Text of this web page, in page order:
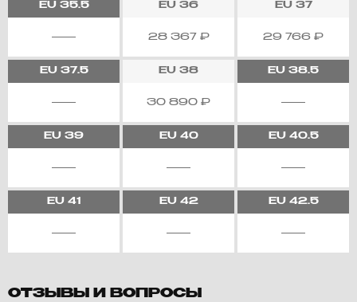
EU35.5 EU 36
28 367 ₽
EU37
29 766 ₽
EU37.5 EU 38
30 890 ₽
EU 38.5
EU 39 EU40 EU40.5
EU 41 EU42 EU42.5
ОТЗЫВЫ И ВОПРОСЫ